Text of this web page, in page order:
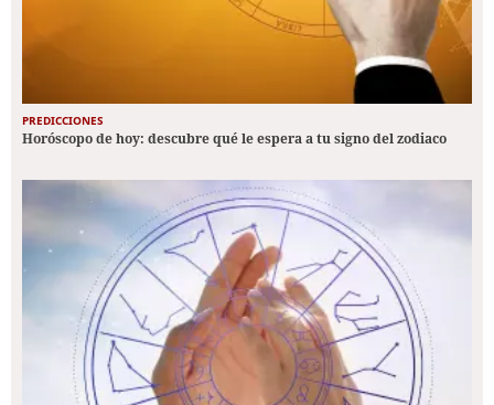
PREDICCIONES
Horóscopo de hoy: descubre qué le espera a tu signo del zodiaco